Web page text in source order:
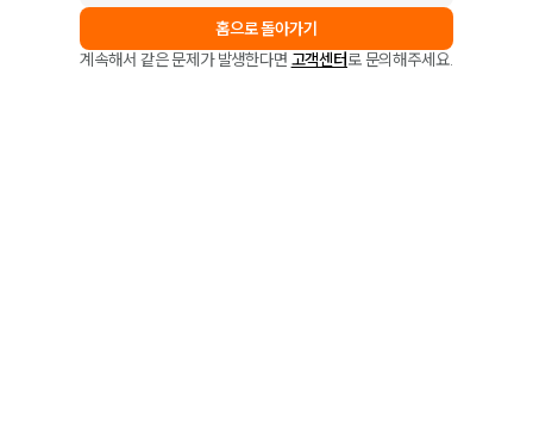
홈으로 돌아가기
계속해서 같은 문제가 발생한다면 고객센터로 문의해주세요.